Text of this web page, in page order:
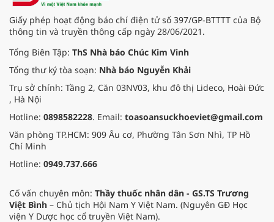
Giấy phép hoạt động báo chí điện tử số 397/GP-BTTTT của Bộ
thông tin và truyền thông cấp ngày 28/06/2021.
Tổng Biên Tập: ThS Nhà báo Chúc Kim Vinh
Tổng thư ký tòa soạn: Nhà báo Nguyễn Khải
Trụ sở chính: Tầng 2, Căn 03NV03, khu đô thị Lideco, Hoài Đức
, Hà Nội
Hotline: 0898582228. Email: toasoansuckhoeviet@gmail.com
Văn phòng TP.HCM: 909 Âu cơ, Phường Tân Sơn Nhì, TP Hồ
Chí Minh
Hotline: 0949.737.666
Cố vấn chuyên môn: Thầy thuốc nhân dân - GS.TS Trương
Việt Bình – Chủ tịch Hội Nam Y Việt Nam. (Nguyên GĐ Học
viện Y Dược học cổ truyền Việt Nam).